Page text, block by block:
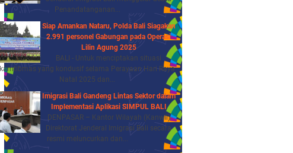
Penandatanganan...
Siap Amankan Nataru, Polda Bali Siagakan
2.991 personel Gabungan pada Operasi
Lilin Agung 2025
BALI - Untuk menciptakan situasi
kamtibmas yang kondusif selama Perayaan Hari Raya
Natal 2025 dan...
Imigrasi Bali Gandeng Lintas Sektor dalam
Implementasi Aplikasi SIMPUL BALI
DENPASAR – Kantor Wilayah (Kanwil)
Direktorat Jenderal Imigrasi Bali secara
resmi meluncurkan dan...